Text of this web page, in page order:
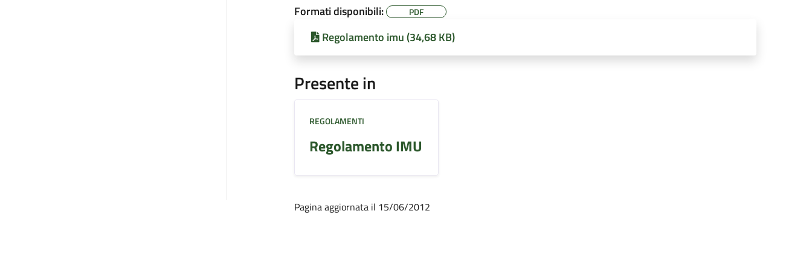
Formati disponibili: PDF
Regolamento imu (34,68 KB)
Presente in
REGOLAMENTI
Regolamento IMU
Pagina aggiornata il 15/06/2012